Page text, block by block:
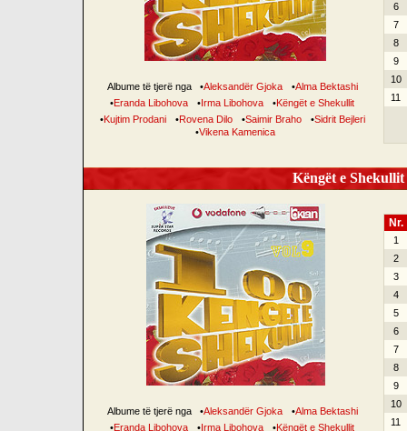
Albume të tjerë nga •Aleksandër Gjoka •Alma Bektashi
•Eranda Libohova •Irma Libohova •Këngët e Shekullit
•Kujtim Prodani •Rovena Dilo •Saimir Braho •Sidrit Bejleri
•Vikena Kamenica
6
7
8
9
10
11
Këngët e
Albume të tjerë nga •Aleksandër Gjoka •Alma Bektashi
•Eranda Libohova •Irma Libohova •Këngët e Shekullit
Nr.
1
2
3
4
5
6
7
8
9
10
11